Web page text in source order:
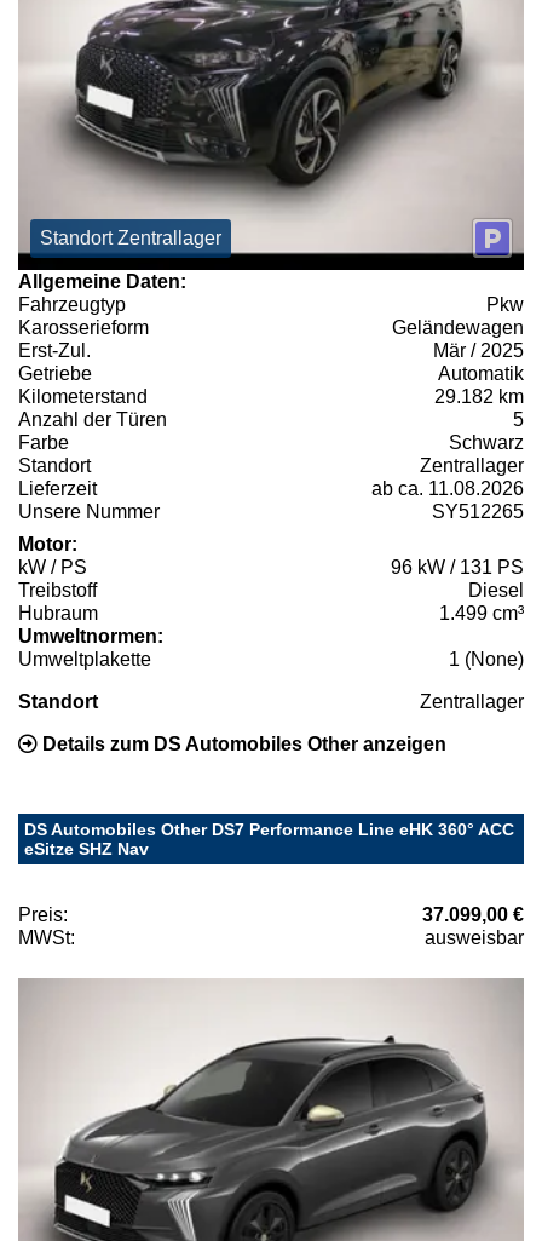
Standort Zentrallager
Allgemeine Daten:
Fahrzeugtyp
Pkw
Karosserieform
Geländewagen
Erst-Zul.
Mär / 2025
Getriebe
Automatik
Kilometerstand
29.182 km
Anzahl der Türen
5
Farbe
Schwarz
Standort
Zentrallager
Lieferzeit
ab ca. 11.08.2026
Unsere Nummer
SY512265
Motor:
kW / PS
96 kW / 131 PS
Treibstoff
Diesel
Hubraum
1.499 cm³
Umweltnormen:
Umweltplakette
1 (None)
Standort Zentrallager
Details zum DS Automobiles Other anzeigen
DS Automobiles Other DS7 Performance Line eHK 360° ACC
eSitze SHZ Nav
Preis:
37.099,00 €
MWSt:
ausweisbar